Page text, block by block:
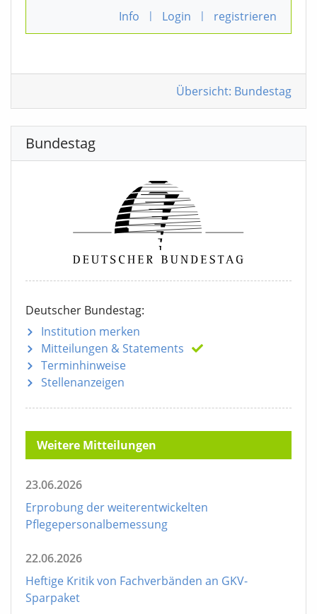
Info | Login | registrieren
Übersicht: Bundestag
Bundestag
Deutscher Bundestag:
Institution merken
Mitteilungen & Statements
Terminhinweise
Stellenanzeigen
Weitere Mitteilungen
23.06.2026
Erprobung der weiterentwickelten
Pflegepersonalbemessung
22.06.2026
Heftige Kritik von Fachverbänden an GKV-
Sparpaket